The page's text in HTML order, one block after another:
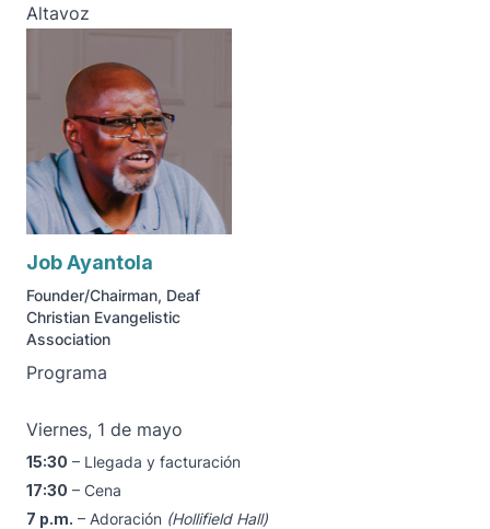
Altavoz
Job Ayantola
Founder/Chairman, Deaf
Christian Evangelistic
Association
Programa
Viernes, 1 de mayo
15:30 – Llegada y facturación
17:30 – Cena
7 p.m. – Adoración (Hollifield Hall)